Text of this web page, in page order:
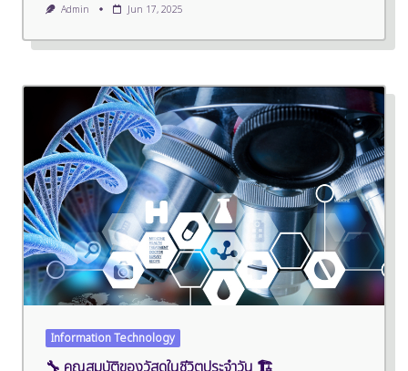
Admin Jun 17, 2025
Information Technology